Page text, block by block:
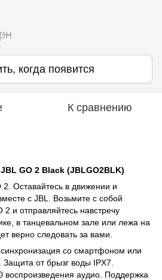
когда появится
К сравнению
GO 2 Black (JBLGO2BLK)
2. Оставайтесь в движении и
с JBL. Возьмите с собой
2 и отправляйтесь навстречу
в танцевальном зале или лежа на
верно следовать за вами.
синхронизация со смартфоном или
от брызг воды IPX7.
воспроизведения аудио. Поддержка